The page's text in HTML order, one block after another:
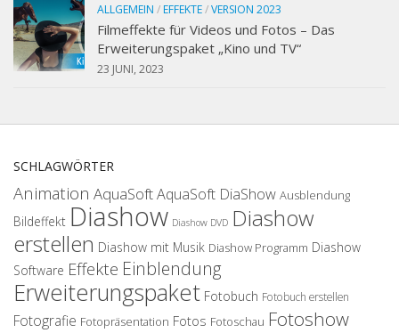
ALLGEMEIN / EFFEKTE/VERSION 2023
Filmeffekte für Videos und Fotos – Das
Erweiterungspaket „Kino und TV“
23 JUNI, 2023
SCHLAGWÖRTER
Animation AquaSoftAquaSoft DiaShow Ausblendung
Bildeffekt Diashow Diashow DVD Diashow
erstellen Diashow mit Musik Diashow Programm Diashow
Software Effekte Einblendung
Erweiterungspaket Fotobuch Fotobuch erstellen
Fotografie Fotopräsentation Fotos Fotoschau Fotoshow